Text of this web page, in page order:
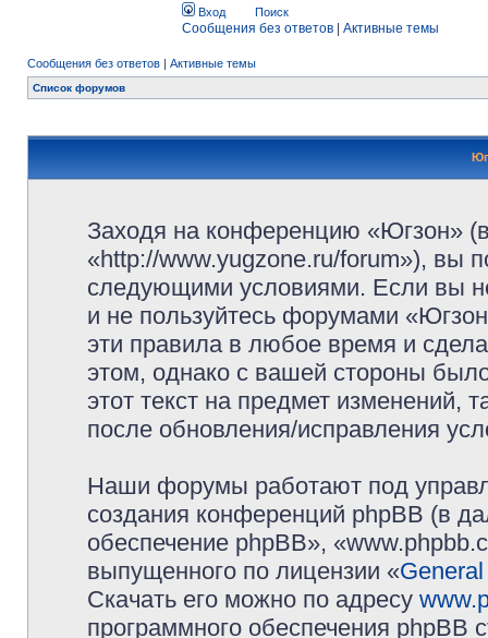
Вход Поиск
Сообщения без ответов Активные темы
Сообщения без ответов | Активные темы
Список форумов
Заходя на конференцию «Югзон»
«http://www.yugzone.ru/forum»), вы
следующими условиями. Если вы
и не пользуйтесь форумами
эти правила в любое время и
этом, однако с вашей стороны
этот текст на предмет изменений,
после обновления/исправления
Наши форумы работают под
создания конференций phpBB (в
обеспечение phpBB»,
выпущенного по лицензии «
Скачать его можно по адресу
программного обеспечения phpBB